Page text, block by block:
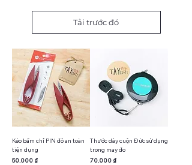
Tải trước đó
Kéo bấm chỉ PIN đỏ an toàn
tiện dụng
Giá
50.000 ₫
Thước dây cuộn Đức sử dụng
trong may đo
Giá
70.000 ₫